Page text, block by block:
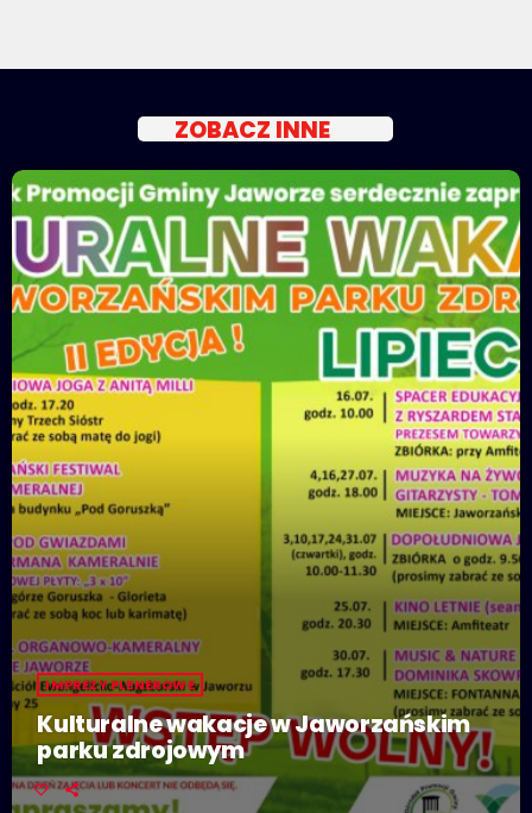
ZOBACZ INNE
IMPREZY PLENEROWE
Kulturalne wakacje w Jaworzańskim
parku zdrojowym